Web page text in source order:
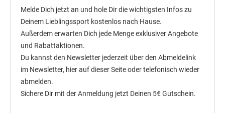
11,99 € * 9,90 € *
Melde Dich jetzt an und hole Dir die wichtigsten Infos zu
Deinem Lieblingssport kostenlos nach Hause.
Außerdem erwarten Dich jede Menge exklusiver Angebote
und Rabattaktionen.
Du kannst den Newsletter jederzeit über den Abmeldelink
im Newsletter, hier auf dieser Seite oder telefonisch wieder
abmelden.
Sichere Dir mit der Anmeldung jetzt Deinen 5€ Gutschein.